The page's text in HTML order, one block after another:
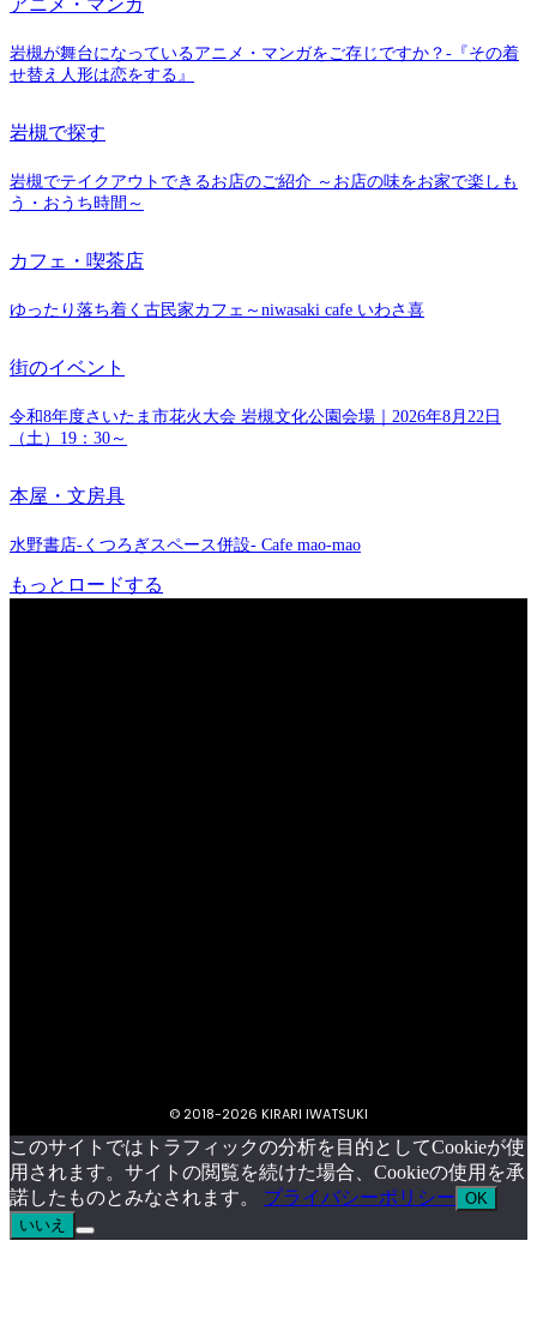
岩槻が舞台になっているアニメ・マンガをご存じですか？-『その着
せ替え人形は恋をする』
岩槻で探す
岩槻でテイクアウトできるお店のご紹介 ～お店の味をお家で楽しも
う・おうち時間～
カフェ・喫茶店
ゆったり落ち着く古民家カフェ～niwasaki cafe いわさ喜
街のイベント
令和8年度さいたま市花火大会 岩槻文化公園会場｜2026年8月22日
（土）19：30～
本屋・文房具
水野書店-くつろぎスペース併設- Cafe mao-mao
もっとロードする
© 2018-2026 KIRARI IWATSUKI
このサイトではトラフィックの分析を目的としてCookieが使
用されます。サイトの閲覧を続けた場合、Cookieの使用を承
諾したものとみなされます。 プライバシーポリシー OK
いいえ